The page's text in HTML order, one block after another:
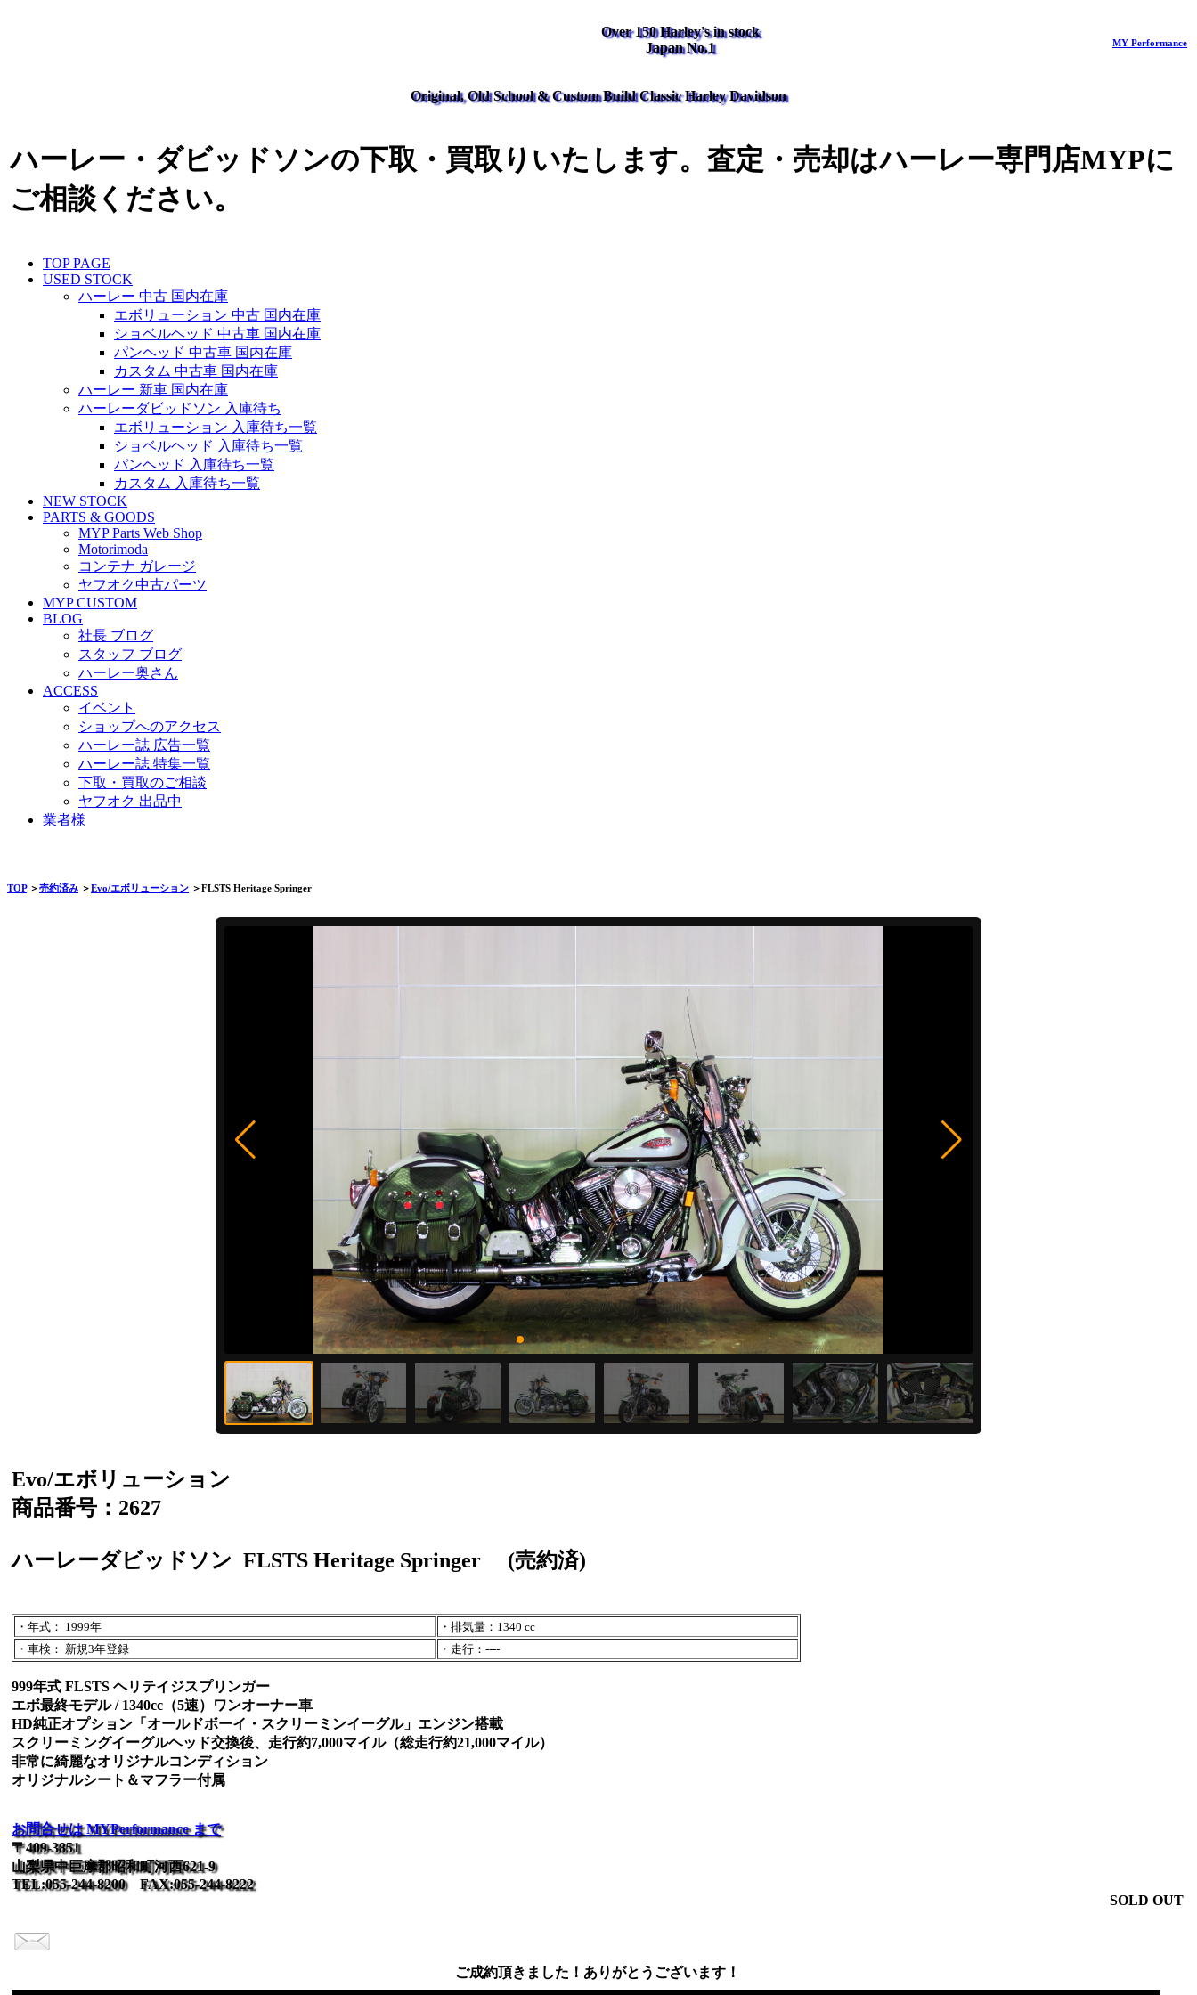
Over 150 Harley's in stock
Japan No.1
MY Performance
Original, Old School & Custom Build Classic Harley Davidson
ハーレー・ダビッドソンの下取・買取りいたします。査定・売却はハーレー専門店MYPに
ご相談ください。
TOP PAGE
USED STOCK
ハーレー 中古 国内在庫
エボリューション 中古 国内在庫
ショベルヘッド 中古車 国内在庫
パンヘッド 中古車 国内在庫
カスタム 中古車 国内在庫
ハーレー 新車 国内在庫
ハーレーダビッドソン 入庫待ち
エボリューション 入庫待ち一覧
ショベルヘッド 入庫待ち一覧
パンヘッド 入庫待ち一覧
カスタム 入庫待ち一覧
NEW STOCK
PARTS & GOODS
MYP Parts Web Shop
Motorimoda
コンテナ ガレージ
ヤフオク中古パーツ
MYP CUSTOM
BLOG
社長 ブログ
スタッフ ブログ
ハーレー奥さん
ACCESS
イベント
ショップへのアクセス
ハーレー誌 広告一覧
ハーレー誌 特集一覧
下取・買取のご相談
ヤフオク 出品中
業者様
TOP＞売約済み ＞Evo/エボリューション ＞FLSTS Heritage Springer
Evo/エボリューション
商品番号：2627
ハーレーダビッドソン FLSTS Heritage Springer (売約済)
・年式： 1999年
・排気量：1340 cc
・車検： 新規3年登録
・走行：----
999年式 FLSTS ヘリテイジスプリンガー
エボ最終モデル / 1340cc（5速）ワンオーナー車
HD純正オプション「オールドボーイ・スクリーミンイーグル」エンジン搭載
スクリーミングイーグルヘッド交換後、走行約7,000マイル（総走行約21,000マイル）
非常に綺麗なオリジナルコンディション
オリジナルシート＆マフラー付属
お問合せは MYPerformance まで
〒409-3851
山梨県中巨摩郡昭和町河西621-9
TEL:055-244-8200 FAX:055-244-8222
SOLD OUT
ご成約頂きました！ありがとうございます！